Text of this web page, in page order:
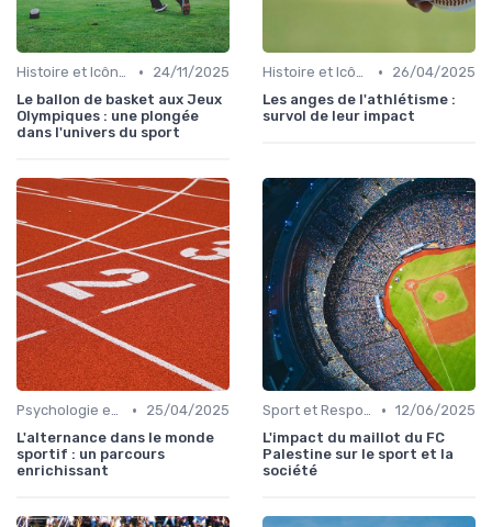
Histoire et Icônes du Sport •
24/11/2025
Le ballon de basket aux Jeux
Olympiques : une plongée
dans l'univers du sport
Histoire et Icônes du Sport •
26/04/2025
Les anges de l'athlétisme :
survol de leur impact
Psychologie et Motivation Sportive •
25/04/2025
L'alternance dans le monde
sportif : un parcours
enrichissant
Sport et Responsabilité Sociale • 12/06/2025
L'impact du maillot du FC
Palestine sur le sport et la
société